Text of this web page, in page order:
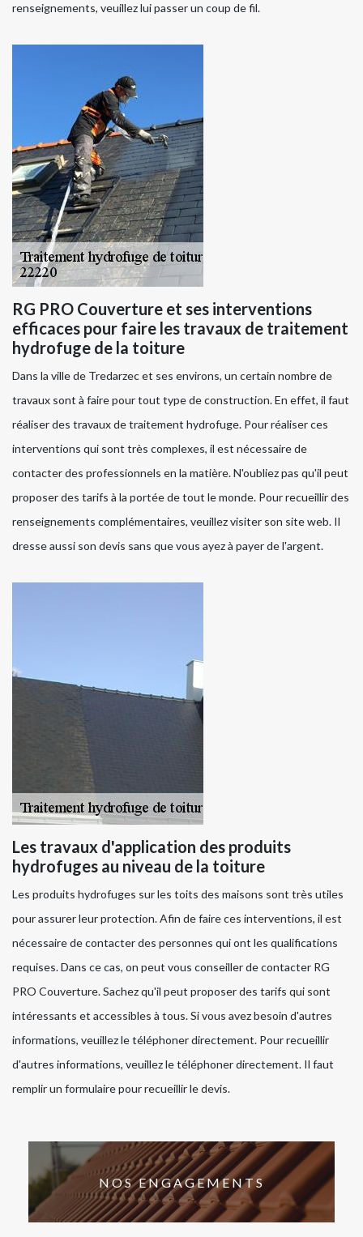
renseignements, veuillez lui passer un coup de fil.
RG PRO Couverture et ses interventions
efficaces pour faire les travaux de traitement
hydrofuge de la toiture
Dans la ville de Tredarzec et ses environs, un certain nombre de
travaux sont à faire pour tout type de construction. En effet, il faut
réaliser des travaux de traitement hydrofuge. Pour réaliser ces
interventions qui sont très complexes, il est nécessaire de
contacter des professionnels en la matière. N'oubliez pas qu'il peut
proposer des tarifs à la portée de tout le monde. Pour recueillir des
renseignements complémentaires, veuillez visiter son site web. Il
dresse aussi son devis sans que vous ayez à payer de l'argent.
Les travaux d'application des produits
hydrofuges au niveau de la toiture
Les produits hydrofuges sur les toits des maisons sont très utiles
pour assurer leur protection. Afin de faire ces interventions, il est
nécessaire de contacter des personnes qui ont les qualifications
requises. Dans ce cas, on peut vous conseiller de contacter RG
PRO Couverture. Sachez qu'il peut proposer des tarifs qui sont
intéressants et accessibles à tous. Si vous avez besoin d'autres
informations, veuillez le téléphoner directement. Pour recueillir
d'autres informations, veuillez le téléphoner directement. Il faut
remplir un formulaire pour recueillir le devis.
NOS ENGAGEMENTS